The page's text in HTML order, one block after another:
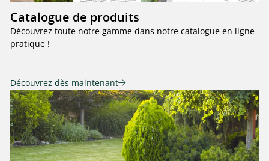
Catalogue de produits
Découvrez toute notre gamme dans notre catalogue en ligne
pratique !
Découvrez dès maintenant